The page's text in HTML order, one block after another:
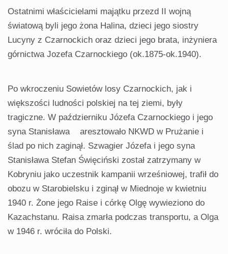
Ostatnimi właścicielami majątku przezd II wojną
światową byli jego żona Halina, dzieci jego siostry
Lucyny z Czarnockich oraz dzieci jego brata, inżyniera
górnictwa Jozefa Czarnockiego (ok.1875-ok.1940).
Po wkroczeniu Sowietów losy Czarnockich, jak i
większości ludności polskiej na tej ziemi, były
tragiczne. W październiku Józefa Czarnockiego i jego
syna Stanisława aresztowało NKWD w Prużanie i
ślad po nich zaginął. Szwagier Józefa i jego syna
Stanisława Stefan Święciński został zatrzymany w
Kobryniu jako uczestnik kampanii wrześniowej, trafił do
obozu w Starobielsku i zginął w Miednoje w kwietniu
1940 r. Żone jego Raise i córkę Olgę wywieziono do
Kazachstanu. Raisa zmarła podczas transportu, a Olga
w 1946 r. wróciła do Polski.